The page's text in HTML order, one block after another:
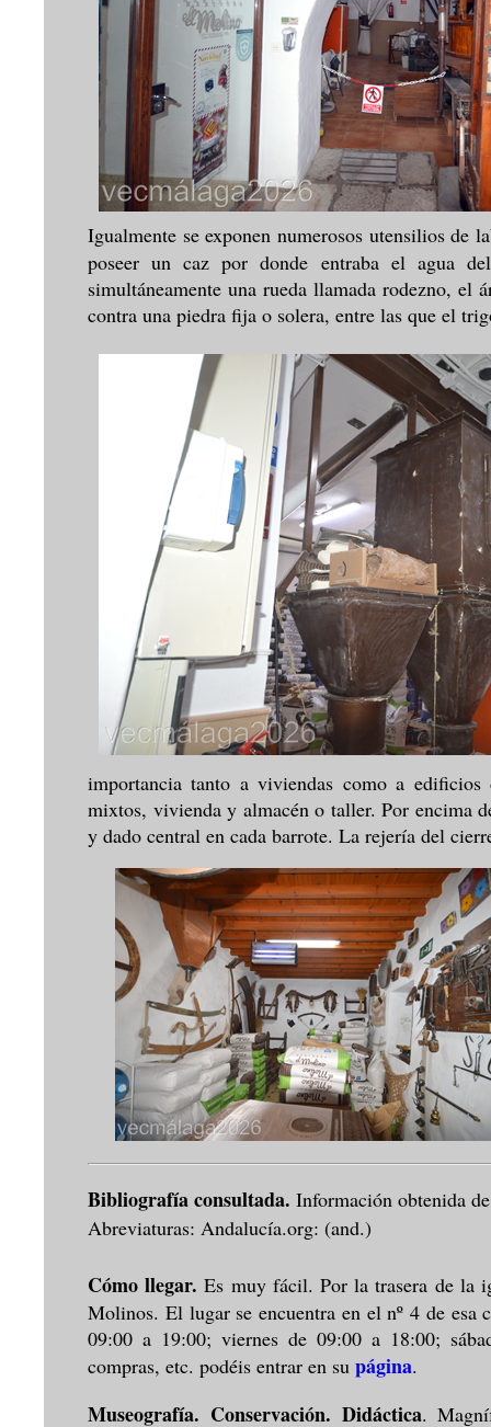
Igualmente se exponen numerosos utensilios de
poseer un caz por donde entraba el agua
simultáneamente una rueda llamada rodezno, el
contra una piedra fija o solera, entre las que el
importancia tanto a viviendas como a
mixtos, vivienda y almacén o taller. Por encima
y dado central en cada barrote. La rejería del
Bibliografía consultada. Información obtenida
Abreviaturas: Andalucía.org: (and.)
Cómo llegar.Es muy fácil. Por la trasera de la
Molinos. El lugar se encuentra en el nº 4 de
09:00 a 19:00; viernes de 09:00 a 18:00;
compras, etc. podéis entrar en su página.
Museografía. Conservación. Didáctica.